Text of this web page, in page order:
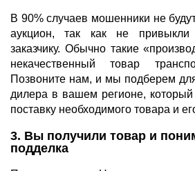
В 90% случаев мошенники не
аукцион, так как не привыкли
заказчику. Обычно такие
некачественный товар
Позвоните нам, и мы подберем
дилера в вашем регионе,
поставку необходимого товара и
3. Вы получили товар и
подделка